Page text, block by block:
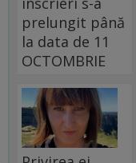
prelungit până
la data de 11
OCTOMBRIE